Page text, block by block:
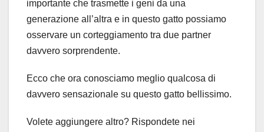
importante che trasmette i geni da una
generazione all’altra e in questo gatto possiamo
osservare un corteggiamento tra due partner
davvero sorprendente.
Ecco che ora conosciamo meglio qualcosa di
davvero sensazionale su questo gatto bellissimo.
Volete aggiungere altro? Rispondete nei